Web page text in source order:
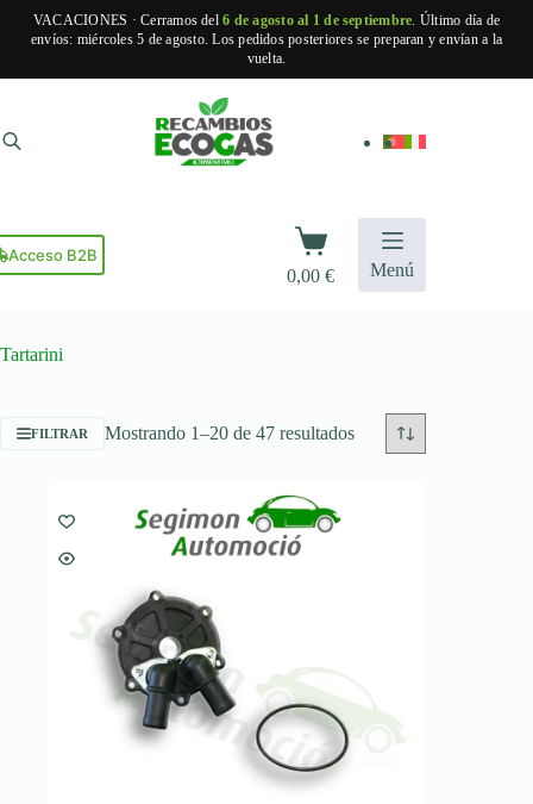
VACACIONES · Cerramos del6 de agosto al 1 de septiembre. Último día de
envíos: miércoles 5 de agosto. Los pedidos posteriores se preparan y envían a la
vuelta.
contenido
Acceso B2B
Carro
de
compra
0,00€ Menú
Tartarini
FILTRAR Mostrando 1–20 de 47 resultadosOrdenado